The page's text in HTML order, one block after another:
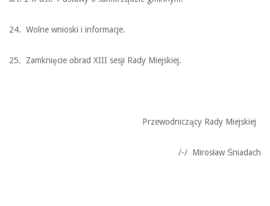
24. Wolne wnioski i informacje.
25. Zamknięcie obrad XIII sesji Rady Miejskiej.
Przewodniczący Rady Miejskiej
/-/ Mirosław Śniadach